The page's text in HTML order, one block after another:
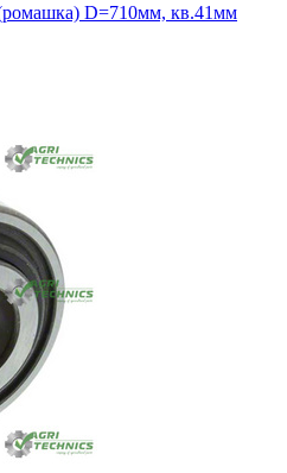
D=710мм, кв.41мм